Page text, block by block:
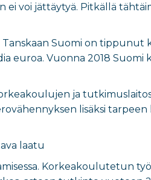
ei voi jättäytyä. Pitkällä
Suomi on tippunut
euroa. Vuonna 2018
ja
lisäksi
laatu
Korkeakoulutetun